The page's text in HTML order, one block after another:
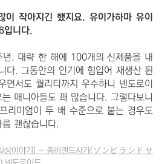
이 작아지긴 했지요. 유이가하마 유이
입니다.
년. 대략 한 해에 100개의 신제품을 내
다. 그동안의 인기에 힘입어 재생산 된
면서도 퀄리티까지 우수하니 넨도로이
매니아들도 꽤 많습니다. 그렇다보니
리미엄이 두 배 수준으로 붙는 경우도
괜찮습니다.
이야기] - 좀비랜드사가(ゾンビランドサ